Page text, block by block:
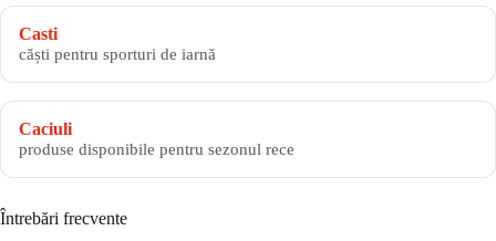
Casti
căști pentru sporturi de iarnă
Caciuli
produse disponibile pentru sezonul rece
Întrebări frecvente